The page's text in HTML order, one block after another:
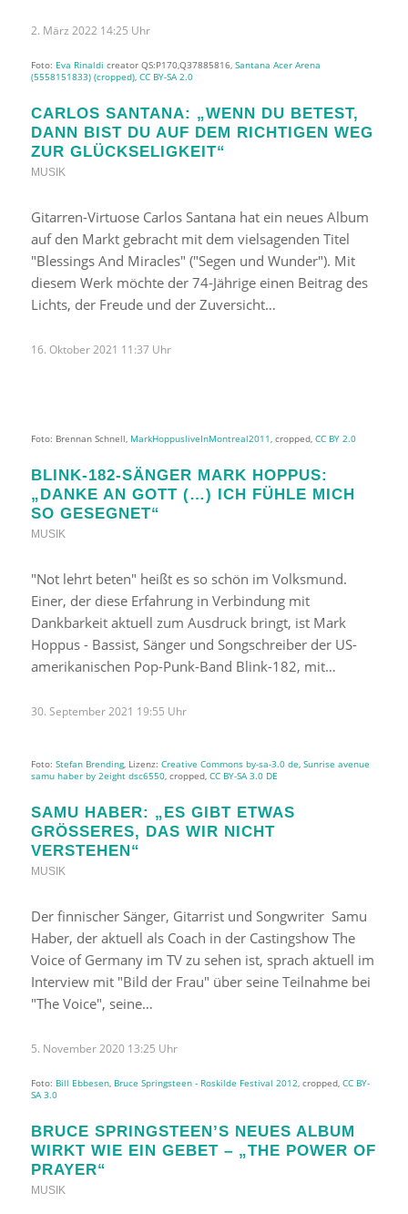
2. März 2022 14:25 Uhr
Foto: Eva Rinaldi creator QS:P170,Q37885816, Santana Acer Arena
(5558151833) (cropped), CC BY-SA 2.0
CARLOS SANTANA: „WENN DU BETEST,
DANN BIST DU AUF DEM RICHTIGEN WEG
ZUR GLÜCKSELIGKEIT“
MUSIK
Gitarren-Virtuose Carlos Santana hat ein neues Album
auf den Markt gebracht mit dem vielsagenden Titel
"Blessings And Miracles" ("Segen und Wunder"). Mit
diesem Werk möchte der 74-Jährige einen Beitrag des
Lichts, der Freude und der Zuversicht…
16. Oktober 2021 11:37 Uhr
Foto: Brennan Schnell, MarkHoppusliveInMontreal2011 , cropped, CC BY 2.0
BLINK-182-SÄNGER MARK HOPPUS:
„DANKE AN GOTT (…) ICH FÜHLE MICH
SO GESEGNET“
MUSIK
"Not lehrt beten" heißt es so schön im Volksmund.
Einer, der diese Erfahrung in Verbindung mit
Dankbarkeit aktuell zum Ausdruck bringt, ist Mark
Hoppus - Bassist, Sänger und Songschreiber der US-
amerikanischen Pop-Punk-Band Blink-182, mit…
30. September 2021 19:55 Uhr
Foto: Stefan Brending, Lizenz: Creative Commons by-sa-3.0 de Sunrise avenue
samu haber by 2eight dsc6550, cropped, CC BY-SA 3.0 DE
SAMU HABER: „ES GIBT ETWAS
GRÖSSERES, DAS WIR NICHT V
ERSTEHEN“
MUSIK
Der finnischer Sänger, Gitarrist und Songwriter Samu
Haber, der aktuell als Coach in der Castingshow The
Voice of Germany im TV zu sehen ist, sprach aktuell im
Interview mit "Bild der Frau" über seine Teilnahme bei
"The Voice", seine…
5. November 2020 13:25 Uhr
Foto: Bill Ebbesen, Bruce Springsteen - Roskilde Festival 2012 , cropped, CC BY-
SA 3.0
BRUCE SPRINGSTEEN’S NEUES ALBUM
WIRKT WIE EIN GEBET – „THE POWER OF
PRAYER“
MUSIK